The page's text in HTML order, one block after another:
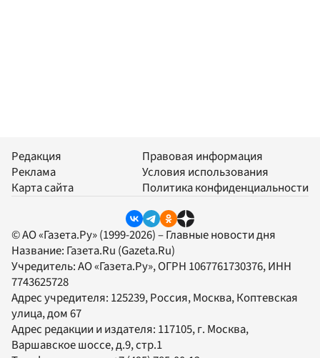
Редакция
Реклама
Карта сайта
Правовая информация
Условия использования
Политика конфиденциальности
© АО «Газета.Ру» (1999-2026) – Главные новости дня
Название: Газета.Ru (Gazeta.Ru)
Учредитель:АО «Газета.Ру», ОГРН 1067761730376, ИНН
7743625728
Адрес учредителя: 125239, Россия, Москва, Коптевская
улица, дом 67
Адрес редакции и издателя: 117105, г. Москва,
Варшавское шоссе, д.9, стр.1